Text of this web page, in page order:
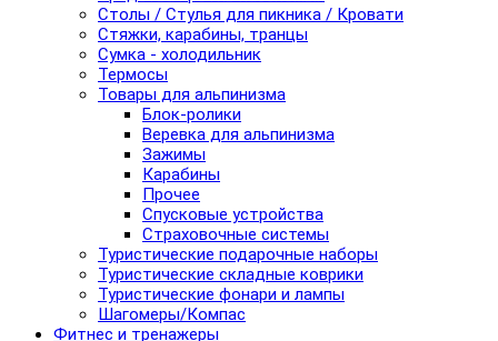
Столы / Стулья для пикника / Кровати
Стяжки, карабины, транцы
Сумка - холодильник
Термосы
Товары для альпинизма
Блок-ролики
Веревка для альпинизма
Зажимы
Карабины
Прочее
Спусковые устройства
Страховочные системы
Туристические подарочные наборы
Туристические складные коврики
Туристические фонари и лампы
Шагомеры/Компас
Фитнес и тренажеры